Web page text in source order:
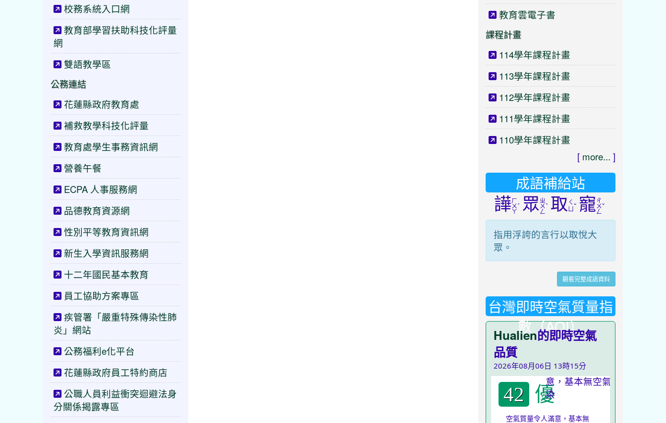
校務系統入口網
教育部學習扶助科技化評量
網
雙語教學區
公務連結
花蓮縣政府教育處
補救教學科技化評量
教育處學生事務資訊網
營養午餐
ECPA 人事服務網
品德教育資源網
性別平等教育資訊網
新生入學資訊服務網
十二年國民基本教育
員工協助方案專區
疾管署「嚴重特殊傳染性肺
炎」網站
公務福利e化平台
花蓮縣政府員工特約商店
公職人員利益衝突迴避法身
分關係揭露專區
教育雲電子書
課程計畫
114學年課程計畫
113學年課程計畫
112學年課程計畫
111學年課程計畫
110學年課程計畫
[ more... ]
成語補給站
譁ㄏ
ㄨ
ㄚ
ˊ 眾ㄓ
ㄨ
ㄥ
ˋ 取 ㄑ
ㄩˇ 寵ㄔ
ㄨ
ㄥ
ˇ
指用浮誇的言行以取悅大
眾。
觀看完整成語資料
台灣即時空氣質量指
數（AQI）
Hualien的即時空氣
品質
2026年08月06日 13時15分
42 優
空氣質量令人滿意，基本無